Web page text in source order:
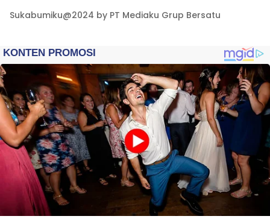
Sukabumiku@2024 by PT Mediaku Grup Bersatu